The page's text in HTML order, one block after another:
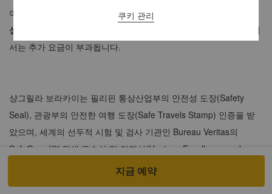
이 객실의 최대 투숙 인원은 4명이며,성인 2명과 어린이 2명
성인 3명과 어린이 1명
조합이 가능합니다. 단, 세 번째 성인에 대해
서는 추가 요금이 부과됩니다.
샹그릴라 보라카이는 필리핀 통상산업부의 안전성 도장(Safety
Seal), 관광부의 안전한 여행 도장(Safe Travels Stamp) 인증을 받
았으며, 세계의 선두적 시험 및 검사 기관인 Bureau Veritas의
SafeGuard™ 위생 우수성 및 안전성(Hygiene Excellence and
여기에서 COVID-19 인증, 서비스 및 최
지금 예약
쿠키 관리